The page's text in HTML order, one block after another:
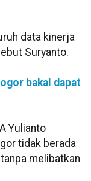
data kinerja
Suryanto.
bakal dapat
Yulianto
tidak berada
melibatkan